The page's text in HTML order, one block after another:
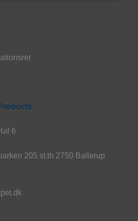
6
205 st.th 2750 Ballerup